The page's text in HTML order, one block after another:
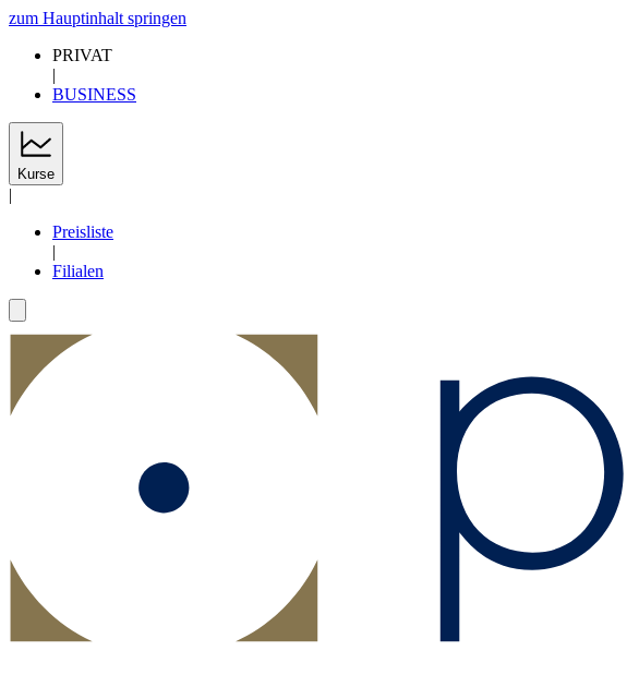
zum Hauptinhalt springen
PRIVAT
|
BUSINESS
Kurse
|
Preisliste
|
Filialen